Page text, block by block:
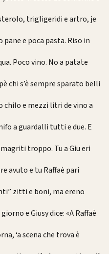
trigligeridi e artro, je
e poca pasta. Riso in
Poco vino. No a patate
chi s’è sempre sparato belli
chilo e mezzi litri de vino a
a guardalli tutti e due. E
troppo. Tu a Giu eri
avuto e tu Raffaè pari
zitti e boni, ma ereno
e Giusy dice: «A Raffaè
‘a scena che trova è